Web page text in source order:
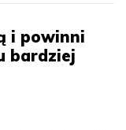
i powinni
bardziej